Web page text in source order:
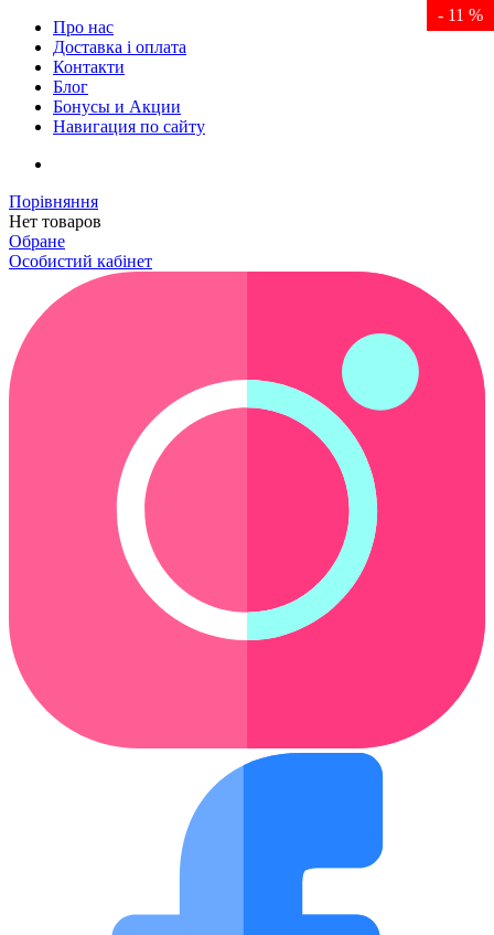
Про нас
Доставка і оплата
Контакти
Блог
Бонусы и Акции
Навигация по сайту
Порівняння
Нет товаров
Обране
Особистий кабінет
- 11 %
- 11 %
- 11 %
- 11 %
- 11 %
- 11 %